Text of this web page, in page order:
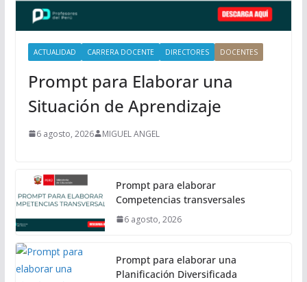
a
ACTUALIDAD CARRERA DOCENTE DIRECTORES DOCENTES
Prompt para Elaborar una
Situación de Aprendizaje
6 agosto, 2026 MIGUEL ANGEL
Prompt para elaborar
Competencias transversales
6 agosto, 2026
Prompt para elaborar una
Planificación Diversificada